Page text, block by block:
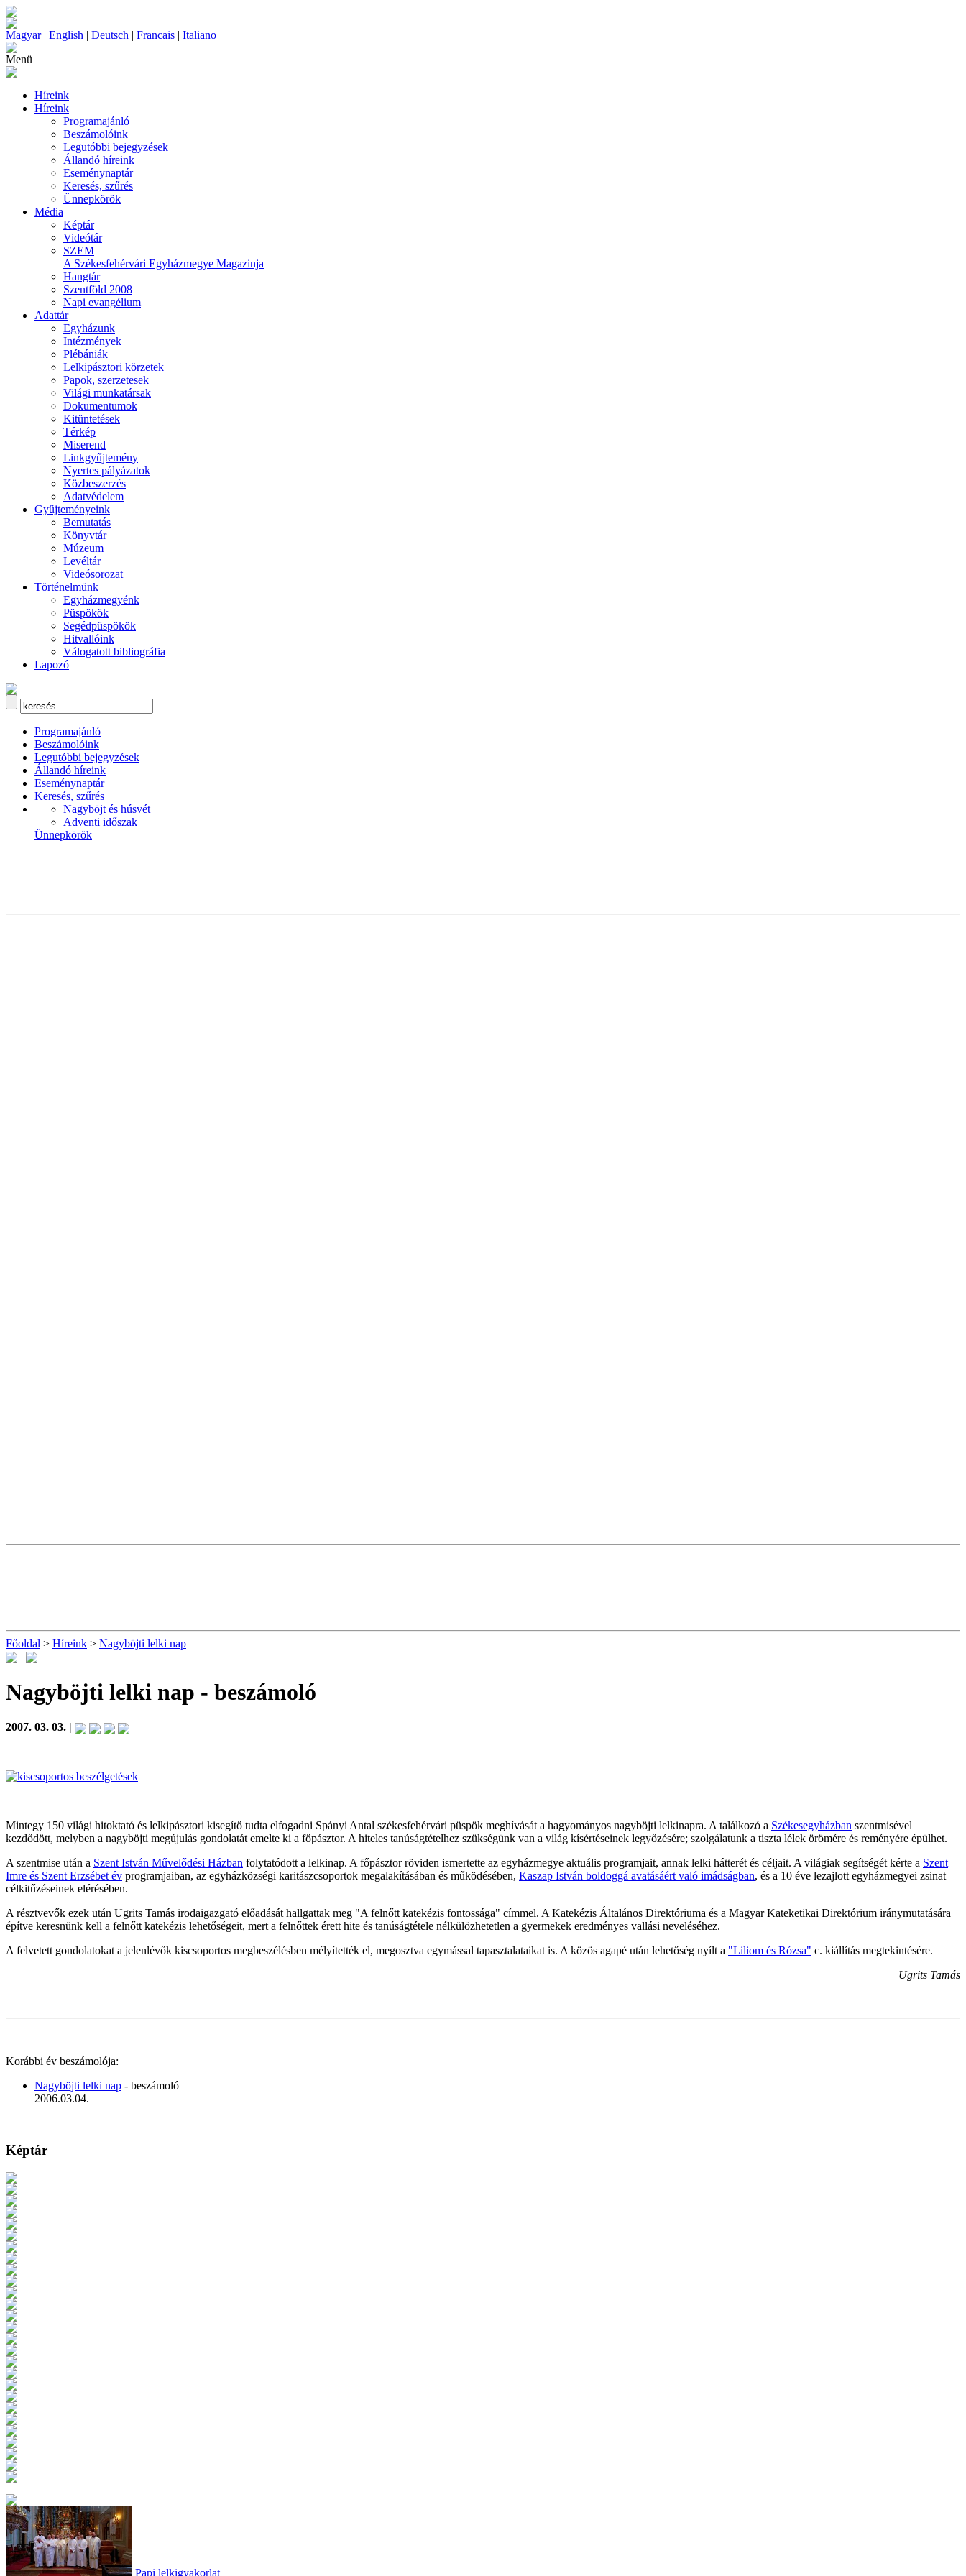
Magyar| English | Deutsch | Francais | Italiano
Menü
Híreink
Híreink
Programajánló
Beszámolóink
Legutóbbi bejegyzések
Állandó híreink
Eseménynaptár
Keresés, szűrés
Ünnepkörök
Média
Képtár
Videótár
SZEM
A Székesfehérvári Egyházmegye Magazinja
Hangtár
Szentföld 2008
Napi evangélium
Adattár
Egyházunk
Intézmények
Plébániák
Lelkipásztori körzetek
Papok, szerzetesek
Világi munkatársak
Dokumentumok
Kitüntetések
Térkép
Miserend
Linkgyűjtemény
Nyertes pályázatok
Közbeszerzés
Adatvédelem
Gyűjteményeink
Bemutatás
Könyvtár
Múzeum
Levéltár
Videósorozat
Történelmünk
Egyházmegyénk
Püspökök
Segédpüspökök
Hitvallóink
Válogatott bibliográfia
Lapozó
Programajánló
Beszámolóink
Legutóbbi bejegyzések
Állandó híreink
Eseménynaptár
Keresés, szűrés
Nagyböjt és húsvét
Adventi időszak
Ünnepkörök
Főoldal > Híreink > Nagyböjti lelki nap
Nagyböjti lelki nap - beszámoló
2007. 03. 03. |
Mintegy 150 világi hitoktató és lelkipásztori kisegítő tudta elfogadni Spányi Antal székesfehérvári püspök meghívását a hagyományos nagyböjti lelkinapra. A találkozó a Székesegyházban szentmisével
kezdődött, melyben a nagyböjti megújulás gondolatát emelte ki a főpásztor. A hiteles tanúságtételhez szükségünk van a világ kísértéseinek legyőzésére; szolgálatunk a tiszta lélek örömére és reményére épülhet.
A szentmise után a Szent István Művelődési Házban folytatódott a lelkinap. A főpásztor röviden ismertette az egyházmegye aktuális programjait, annak lelki hátterét és céljait. A világiak segítségét kérte a Szent
Imre és Szent Erzsébet év programjaiban, az egyházközségi karitászcsoportok megalakításában és működésében, Kaszap István boldoggá avatásáért való imádságban, és a 10 éve lezajlott egyházmegyei zsinat
célkitűzéseinek elérésében.
A résztvevők ezek után Ugrits Tamás irodaigazgató előadását hallgattak meg "A felnőtt katekézis fontossága" címmel. A Katekézis Általános Direktóriuma és a Magyar Kateketikai Direktórium iránymutatására
építve keresnünk kell a felnőtt katekézis lehetőségeit, mert a felnőttek érett hite és tanúságtétele nélkülözhetetlen a gyermekek eredményes vallási neveléséhez.
A felvetett gondolatokat a jelenlévők kiscsoportos megbeszélésben mélyítették el, megosztva egymással tapasztalataikat is. A közös agapé után lehetőség nyílt a "Liliom és Rózsa" c. kiállítás megtekintésére.
Ugrits Tamás
Korábbi év beszámolója:
Nagyböjti lelki nap - beszámoló
2006.03.04.
Képtár
Papi lelkigyakorlat